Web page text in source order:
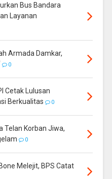
Bus Bandara
Layanan
Armada Damkar,
0
Cetak Lulusan
Berkualitas
0
Telan Korban Jiwa,
0
Melejit, BPS Catat